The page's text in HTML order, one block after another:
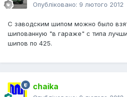
Опубліковано: 9 лютого 2012
С заводским шипом можно было
шипованную "в гараже" с типа
шипов по 425.
chaika